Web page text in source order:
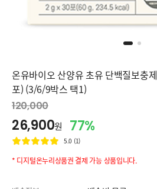
온유바이오 산양유 초유 단백질보충
포) (3/6/9박스 택1)
120,000
26,900원 77%
5.0 (1)
* 디지털온누리상품권 결제 가능 상품입니다.